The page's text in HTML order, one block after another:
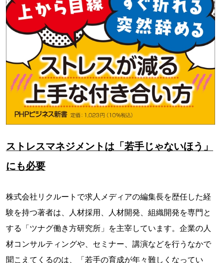
ストレスマネジメントは「若手じゃないほう」
にも必要
株式会社リクルートで求人メディアの編集長を歴任した経
験を持つ著者は、人材採用、人材開発、組織開発を専門と
する「ツナグ働き方研究所」を主宰しています。企業の人
材コンサルティングや、セミナー、講演などを行うなかで
聞こえてくるのは、「若手の育成が年々難しくなってい